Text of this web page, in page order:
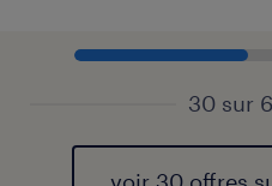
30 sur